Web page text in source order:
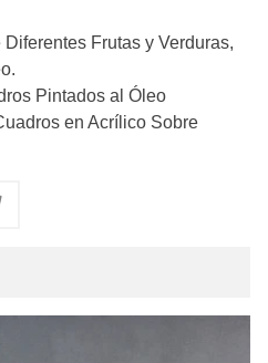
Frutas y Verduras,
Pintados al Óleo
en Acrílico Sobre